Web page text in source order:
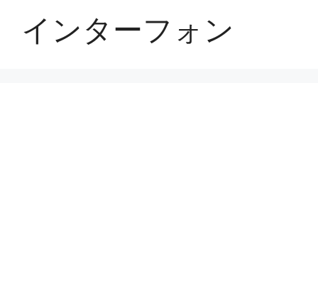
インターフォン